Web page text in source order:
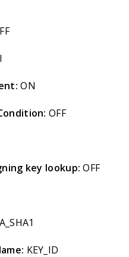
ON
OFF
key lookup: OFF
KEY_ID